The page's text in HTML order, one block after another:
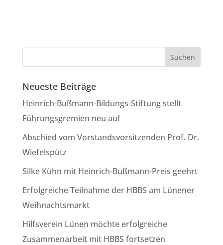
Neueste Beiträge
Heinrich-Bußmann-Bildungs-Stiftung stellt
Führungsgremien neu auf
Abschied vom Vorstandsvorsitzenden Prof. Dr.
Wiefelspütz
Silke Kühn mit Heinrich-Bußmann-Preis geehrt
Erfolgreiche Teilnahme der HBBS am Lünener
Weihnachtsmarkt
Hilfsverein Lünen möchte erfolgreiche
Zusammenarbeit mit HBBS fortsetzen